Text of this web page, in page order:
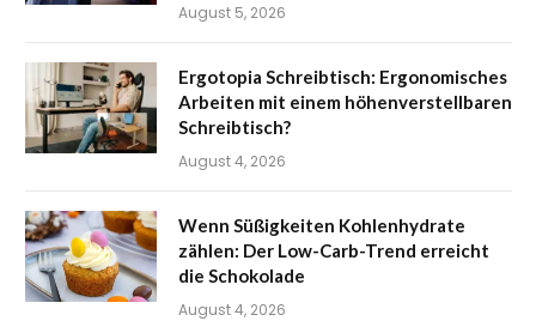
August 5, 2026
Ergotopia Schreibtisch: Ergonomisches
Arbeiten mit einem höhenverstellbaren
Schreibtisch?
August 4, 2026
Wenn Süßigkeiten Kohlenhydrate
zählen: Der Low-Carb-Trend erreicht
die Schokolade
August 4, 2026